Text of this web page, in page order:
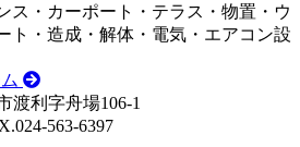
ス・カーポート・テラス・物置・ウ
ト・造成・解体・電気・エアコン設
渡利字舟場106-1
563-6397